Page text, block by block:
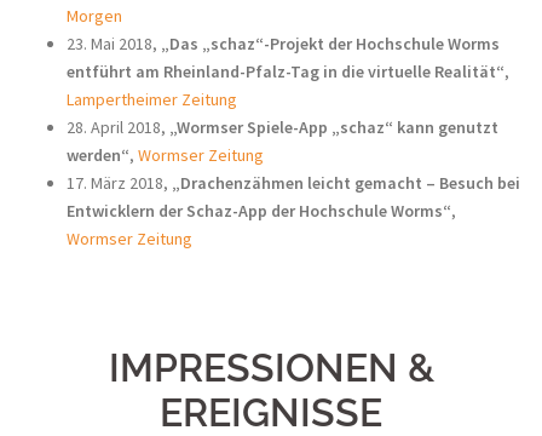
Morgen
23. Mai 2018, „Das „schaz“-Projekt der Hochschule Worms
entführt am Rheinland-Pfalz-Tag in die virtuelle Realität“,
Lampertheimer Zeitung
28. April 2018, „Wormser Spiele-App „schaz“ kann genutzt
werden“, Wormser Zeitung
17. März 2018, „Drachenzähmen leicht gemacht – Besuch bei
Entwicklern der Schaz-App der Hochschule Worms“,
Wormser Zeitung
IMPRESSIONEN &
EREIGNISSE